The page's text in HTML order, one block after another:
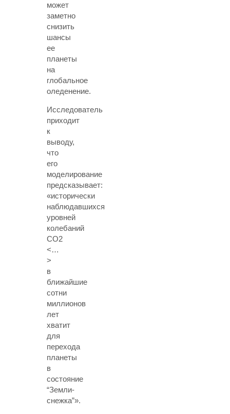
может
заметно
снизить
шансы
ее
планеты
на
глобальное
оледенение.
Исследователь
приходит
к
выводу,
что
его
моделирование
предсказывает:
«исторически
наблюдавшихся
уровней
колебаний
СО2
<…
>
в
ближайшие
сотни
миллионов
лет
хватит
для
перехода
планеты
в
состояние
“Земли-
снежка”».